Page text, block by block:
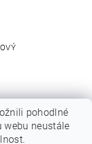
pohodlné
webu neustále